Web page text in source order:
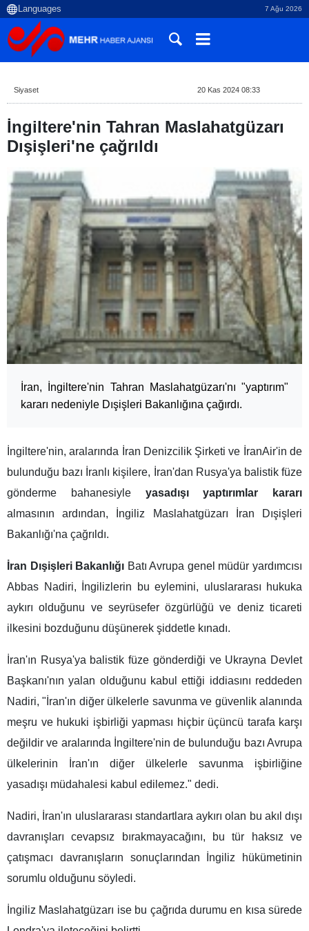
7 Ağu 2026
Siyaset 20 Kas 2024 08:33
İngiltere'nin Tahran Maslahatgüzarı
Dışişleri'ne çağrıldı
İran, İngiltere'nin Tahran Maslahatgüzarı'nı "yaptırım"
kararı nedeniyle Dışişleri Bakanlığına çağırdı.
İngiltere'nin, aralarında İran Denizcilik Şirketi ve İranAir'in de
bulunduğu bazı İranlı kişilere, İran'dan Rusya'ya balistik füze
gönderme bahanesiyle yasadışı yaptırımlar kararı
almasının ardından, İngiliz Maslahatgüzarı İran Dışişleri
Bakanlığı'na çağrıldı.
İran Dışişleri Bakanlığı Batı Avrupa genel müdür yardımcısı
Abbas Nadiri, İngilizlerin bu eylemini, uluslararası hukuka
aykırı olduğunu ve seyrüsefer özgürlüğü ve deniz ticareti
ilkesini bozduğunu düşünerek şiddetle kınadı.
İran'ın Rusya'ya balistik füze gönderdiği ve Ukrayna Devlet
Başkanı'nın yalan olduğunu kabul ettiği iddiasını reddeden
Nadiri, "İran'ın diğer ülkelerle savunma ve güvenlik alanında
meşru ve hukuki işbirliği yapması hiçbir üçüncü tarafa karşı
değildir ve aralarında İngiltere'nin de bulunduğu bazı Avrupa
ülkelerinin İran'ın diğer ülkelerle savunma işbirliğine
yasadışı müdahalesi kabul edilemez." dedi.
Nadiri, İran'ın uluslararası standartlara aykırı olan bu akıl dışı
davranışları cevapsız bırakmayacağını, bu tür haksız ve
çatışmacı davranışların sonuçlarından İngiliz hükümetinin
sorumlu olduğunu söyledi.
İngiliz Maslahatgüzarı ise bu çağrıda durumu en kısa sürede